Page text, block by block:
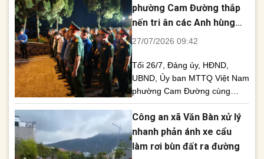
của Công ty TNHH ANSAPA tại
khu vực tổ dân phố Phan Si
các hạng mục mô phỏng [...]
phường Cam Đường thắp
nến tri ân các Anh hùng
liệt sĩ
27/07/2026 09:42
Tối 26/7, Đảng ủy, HĐND,
UBND, Ủy ban MTTQ Việt Nam
phường Cam Đường cùng
đông đảo cán bộ, đoàn viên,
thanh niên và nhân dân đã
trang trọng tổ chức Lễ thắp
nến tri ân tại Nghĩa trang Liệt
Công an xã Văn Bàn xử lý
nhanh phản ánh xe cẩu
làm rơi bùn đất ra đường